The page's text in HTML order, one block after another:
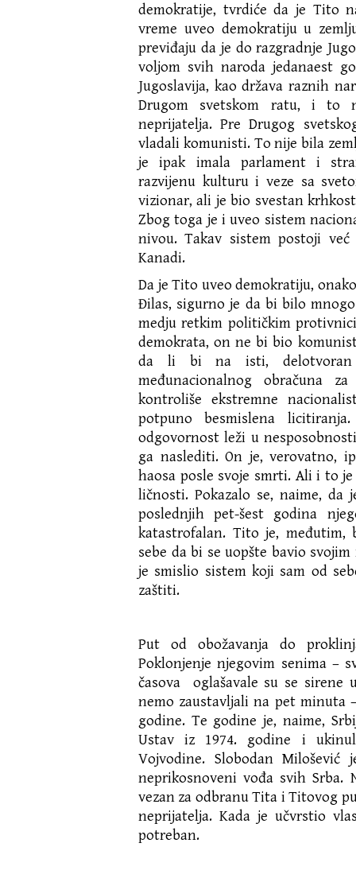
demokratije, tvrdiće da je Tito
vreme uveo demokratiju u
previđaju da je do razgradnje
voljom svih naroda jedanaest
Jugoslavija, kao država raznih
Drugom svetskom ratu, i to
neprijatelja. Pre Drugog
vladali komunisti. To nije bila
je ipak imala parlament i
razvijenu kulturu i veze sa
vizionar, ali je bio svestan
Zbog toga je i uveo sistem
nivou. Takav sistem postoji
Kanadi.
Da je Tito uveo demokratiju,
Đilas, sigurno je da bi bilo
medju retkim političkim
demokrata, on ne bi bio
da li bi na isti, delotvoran
međunacionalnog obračuna
kontroliše ekstremne
potpuno besmislena
odgovornost leži u
ga naslediti. On je, verovatno,
haosa posle svoje smrti. Ali i to
ličnosti. Pokazalo se, naime,
poslednjih pet-šest godina
katastrofalan. Tito je, međutim,
sebe da bi se uopšte bavio
je smislio sistem koji sam od
zaštiti.
Put od obožavanja do
Poklonjenje njegovim senima –
časova oglašavale su se sirene
nemo zaustavljali na pet minuta
godine. Te godine je, naime,
Ustav iz 1974. godine i
Vojvodine. Slobodan Milošević
neprikosnoveni vođa svih Srba.
vezan za odbranu Tita i Titovog
neprijatelja. Kada je učvrstio
potreban.